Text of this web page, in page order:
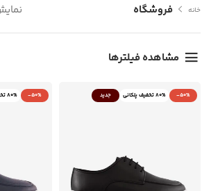
خانه فروشگاه نمایش 1–60 از
مشاهده فیلترها
-50% 80% تخفیف پلکانی جدید -50% 80% تخفیف پلکانی